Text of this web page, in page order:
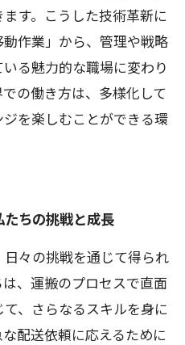
す。こうした技術革新に
作業」から、管理や戦略
る魅力的な職場に変わり
の働き方は、多様化して
を楽しむことができる環
ちの挑戦と成長
々の挑戦を通じて得られ
、運搬のプロセスで直面
、さらなるスキルを身に
配送依頼に応えるために